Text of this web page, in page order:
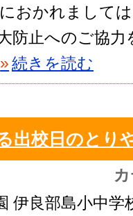
おかれまして
防止へのご協
»続きを読む
出校日のとり
伊良部島小中